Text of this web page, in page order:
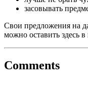
засовывать
Свои предложения на
можно оставить здесь
Comments